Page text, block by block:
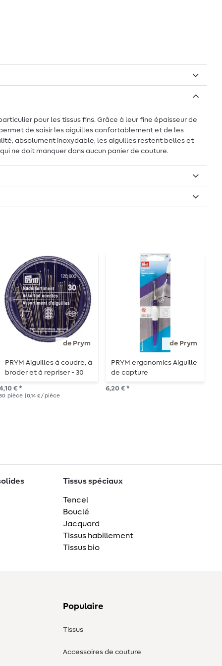
pour les tissus fins. Grâce à leur fine épaisseur de
de saisir les aiguilles confortablement et de les
absolument inoxydable, les aiguilles restent belles et
ne doit manquer dans aucun panier de couture.
de Prym
PRYM Aiguilles à coudre, à
broder et à repriser - 30
pièces
€ *
pièce | 0,14 € / pièce
de Prym
PRYM ergonomics Aiguille
de capture
6,20 € *
Tissus spéciaux
Tencel
Bouclé
Jacquard
Tissus habillement
Tissus bio
Populaire
Tissus
Accessoires de couture